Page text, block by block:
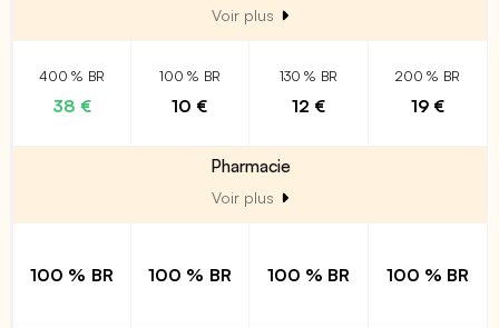
Voir plus
400 % BR
38 €
100 % BR
10 €
130 % BR
12 €
200 % BR
19 €
Pharmacie
Voir plus
100 % BR 100 % BR 100 % BR 100 % BR